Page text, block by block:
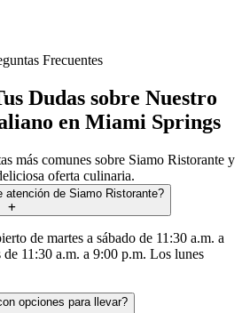
Frecuentes
Dudas sobre Nuestro
en Miami Springs
más comunes sobre Siamo Ristorante y
oferta culinaria.
atención de Siamo Ristorante?
de martes a sábado de 11:30 a.m. a
11:30 a.m. a 9:00 p.m. Los lunes
opciones para llevar?